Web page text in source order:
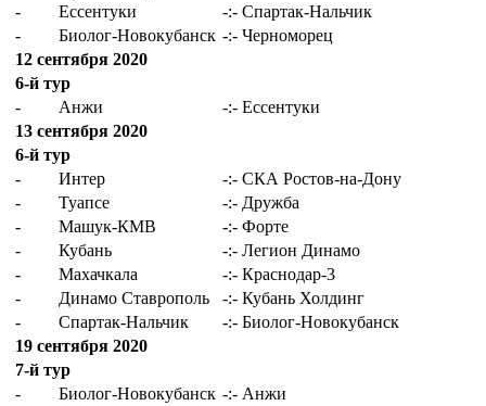
-
Ессентуки -:- Спартак-Нальчик
-
Биолог-Новокубанск -:- Черноморец
12 сентября 2020
6-й тур
-
Анжи -:- Ессентуки
13 сентября 2020
6-й тур
-
Интер -:- СКА Ростов-на-Дону
-
Туапсе -:- Дружба
-
Машук-КМВ -:- Форте
-
Кубань -:- Легион Динамо
-
Махачкала -:- Краснодар-3
-
Динамо Ставрополь -:- Кубань Холдинг
-
Спартак-Нальчик -:- Биолог-Новокубанск
19 сентября 2020
7-й тур
-
Биолог-Новокубанск -:- Анжи